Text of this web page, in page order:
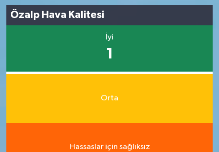
Özalp Hava Kalitesi
İyi
1
Orta
Hassaslar için sağlıksız